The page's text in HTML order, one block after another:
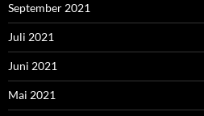
September 2021
Juli 2021
Juni 2021
Mai 2021